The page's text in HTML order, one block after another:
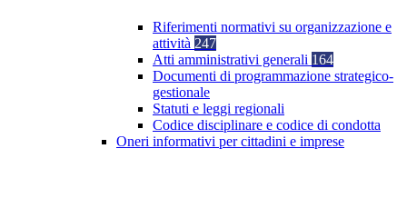
Riferimenti normativi su organizzazione e
attività 247
Atti amministrativi generali 164
Documenti di programmazione strategico-
gestionale
Statuti e leggi regionali
Codice disciplinare e codice di condotta
Oneri informativi per cittadini e imprese